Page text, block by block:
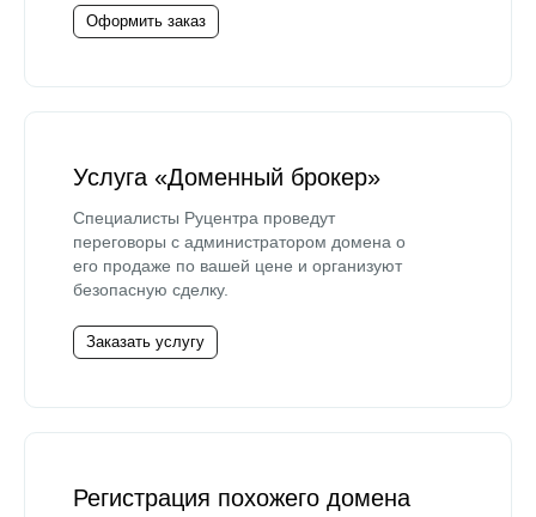
Оформить заказ
Услуга «Доменный брокер»
Специалисты Руцентра проведут
переговоры с администратором домена о
его продаже по вашей цене и организуют
безопасную сделку.
Заказать услугу
Регистрация похожего домена